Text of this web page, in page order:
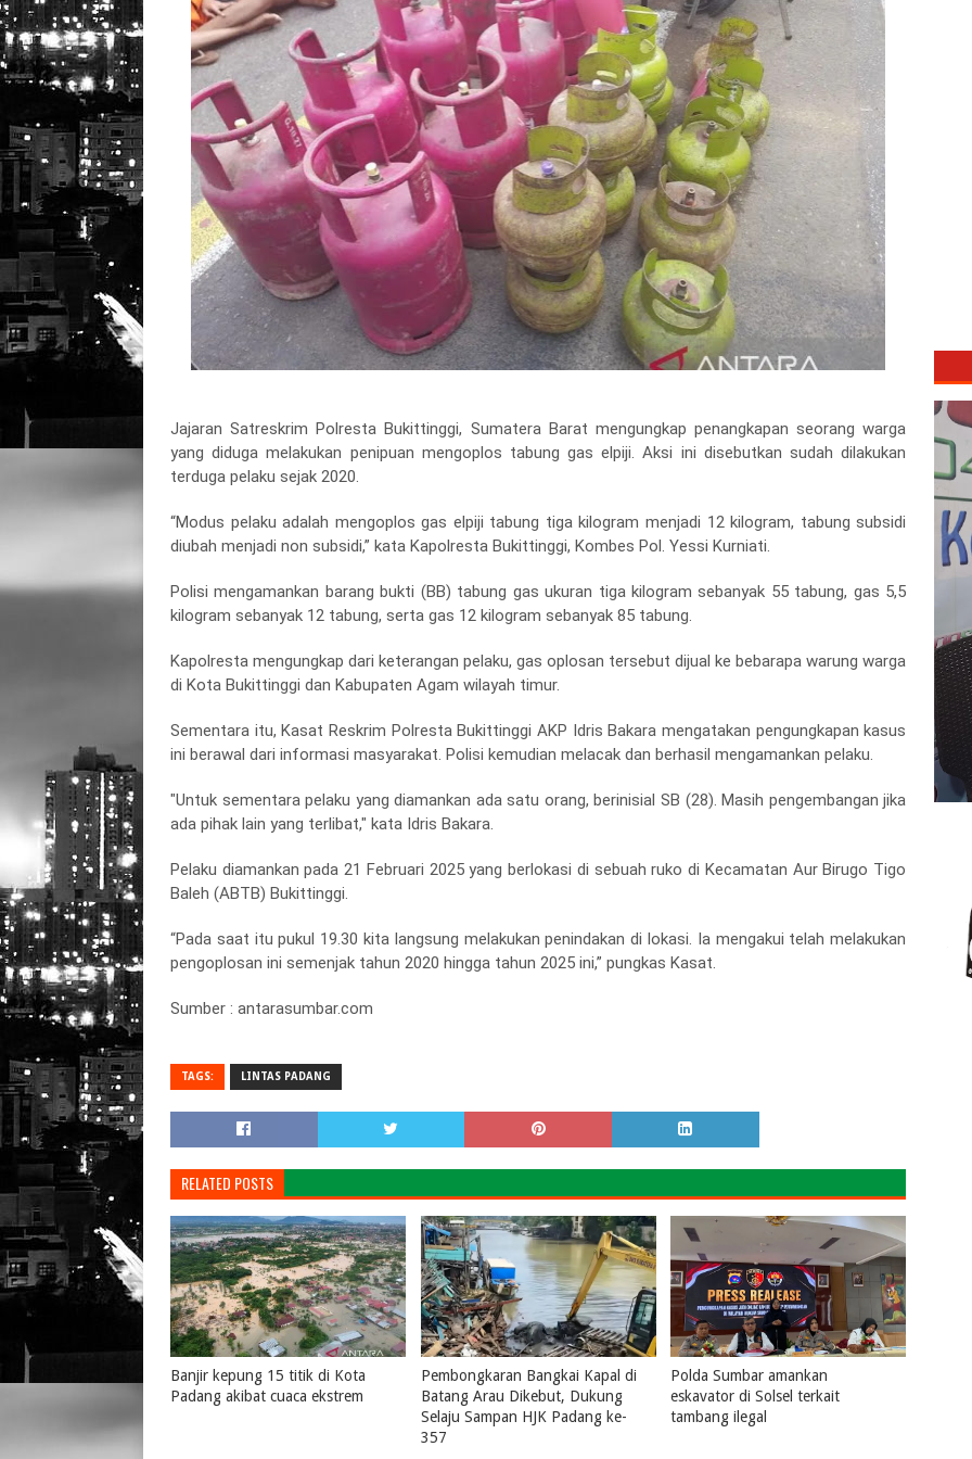
Jajaran Satreskrim Polresta Bukittinggi, Sumatera Barat mengungkap penangkapan seorang warga
yang diduga melakukan penipuan mengoplos tabung gas elpiji. Aksi ini disebutkan sudah dilakukan
terduga pelaku sejak 2020.
“Modus pelaku adalah mengoplos gas elpiji tabung tiga kilogram menjadi 12 kilogram, tabung subsidi
diubah menjadi non subsidi,” kata Kapolresta Bukittinggi, Kombes Pol. Yessi Kurniati.
Polisi mengamankan barang bukti (BB) tabung gas ukuran tiga kilogram sebanyak 55 tabung, gas 5,5
kilogram sebanyak 12 tabung, serta gas 12 kilogram sebanyak 85 tabung.
Kapolresta mengungkap dari keterangan pelaku, gas oplosan tersebut dijual ke bebarapa warung warga
di Kota Bukittinggi dan Kabupaten Agam wilayah timur.
Sementara itu, Kasat Reskrim Polresta Bukittinggi AKP Idris Bakara mengatakan pengungkapan kasus
ini berawal dari informasi masyarakat. Polisi kemudian melacak dan berhasil mengamankan pelaku.
"Untuk sementara pelaku yang diamankan ada satu orang, berinisial SB (28). Masih pengembangan jika
ada pihak lain yang terlibat," kata Idris Bakara.
Pelaku diamankan pada 21 Februari 2025 yang berlokasi di sebuah ruko di Kecamatan Aur Birugo Tigo
Baleh (ABTB) Bukittinggi.
“Pada saat itu pukul 19.30 kita langsung melakukan penindakan di lokasi. Ia mengakui telah melakukan
pengoplosan ini semenjak tahun 2020 hingga tahun 2025 ini,” pungkas Kasat.
Sumber : antarasumbar.com
TAGS: LINTAS PADANG
RELATED POSTS
Banjir kepung 15 titik di Kota
Padang akibat cuaca ekstrem
Pembongkaran Bangkai Kapal di
Batang Arau Dikebut, Dukung
Selaju Sampan HJK Padang ke-
357
Polda Sumbar amankan
eskavator di Solsel terkait
tambang ilegal